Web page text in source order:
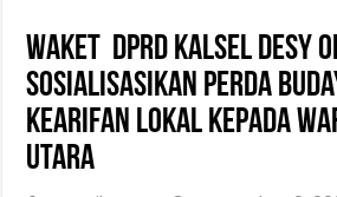
Waket DPRD Kalsel Desy
Sosialisasikan Perda
Kearifan Lokal Kepada
Utara